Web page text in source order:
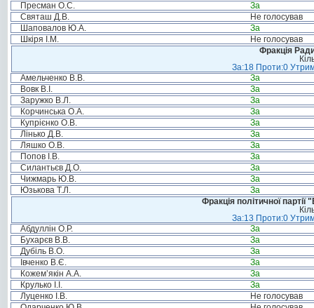
Пресман О.С.
За
Святаш Д.В.
Не голосував
Шаповалов Ю.А.
За
Шкіря І.М.
Не голосував
Фракція
За:18 Проти:0
Амельченко В.В.
За
Вовк В.І.
За
Заружко В.Л.
За
Корчинська О.А.
За
Купрієнко О.В.
За
Лінько Д.В.
За
Ляшко О.В.
За
Попов І.В.
За
Силантьєв Д.О.
За
Чижмарь Ю.В.
За
Юзькова Т.Л.
За
Фракція політичної
За:13 Проти:0
Абдуллін О.Р.
За
Бухарєв В.В.
За
Дубіль В.О.
За
Івченко В.Є.
За
Кожем’якін А.А.
За
Крулько І.І.
За
Луценко І.В.
Не голосував